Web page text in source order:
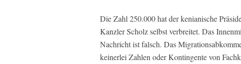
Die Zahl 250.000 hat der kenianische
Kanzler Scholz selbst verbreitet. Das
Nachricht ist falsch. Das
keinerlei Zahlen oder Kontingente von